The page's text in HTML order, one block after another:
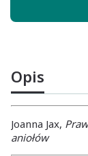
Opis
Joanna Jax,
aniołów